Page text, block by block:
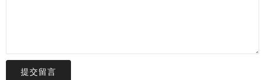
提交留言